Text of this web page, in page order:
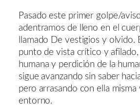
Pasado este primer golpe/
adentramos de lleno en el
llamado De vestigios y olvido.
punto de vista crítico y afilado,
humana y perdición de la
sigue avanzando sin saber
pero arrasando con ella misma
entorno.